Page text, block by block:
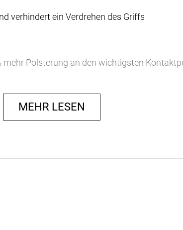
verhindert ein Verdrehen des Griffs
Polsterung an den wichtigsten
Gefühl in der Hand und punktet in
MEHR LESEN